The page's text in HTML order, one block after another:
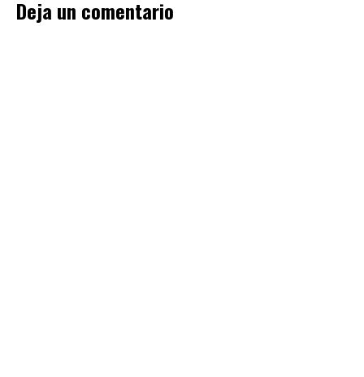
Deja un comentario